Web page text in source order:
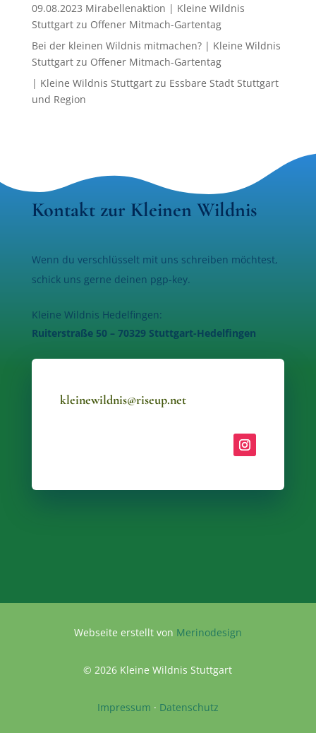
09.08.2023 Mirabellenaktion | Kleine Wildnis
Stuttgartzu Offener Mitmach-Gartentag
Bei der kleinen Wildnis mitmachen? | Kleine Wildnis
Stuttgartzu Offener Mitmach-Gartentag
| Kleine Wildnis Stuttgartzu Essbare Stadt Stuttgart
und Region
Kontakt zur Kleinen Wildnis
Wenn du verschlüsselt mit uns schreiben möchtest,
schick uns gerne deinen pgp-key.
Kleine Wildnis Hedelfingen:
Ruiterstraße 50 – 70329 Stuttgart-Hedelfingen
kleinewildnis@riseup.net
Webseite erstellt von Merinodesign
© 2026 Kleine Wildnis Stuttgart
Impressum · Datenschutz